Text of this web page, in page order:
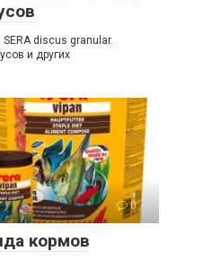
SERA discus granular.
и других
0
кормов